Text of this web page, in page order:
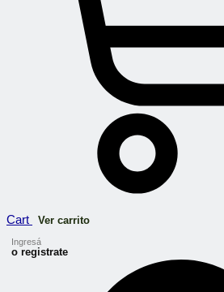
Cart Ver carrito
Ingresá
o registrate